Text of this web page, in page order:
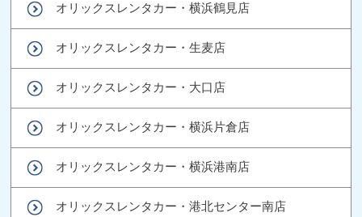
オリックスレンタカー・横浜鶴見店
オリックスレンタカー・生麦店
オリックスレンタカー・大口店
オリックスレンタカー・横浜片倉店
オリックスレンタカー・横浜港南店
オリックスレンタカー・港北センター南店